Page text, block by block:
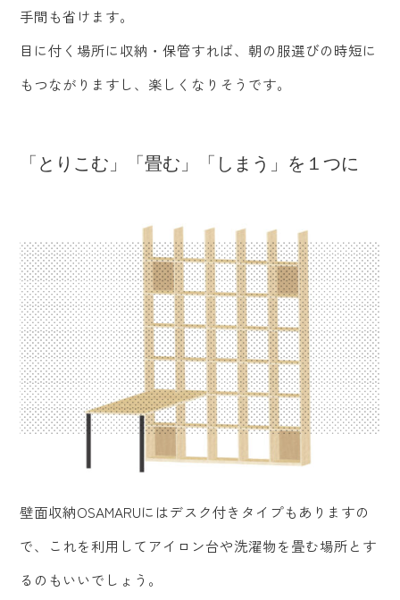
手間も省けます。
目に付く場所に収納・保管すれば、朝の服選びの時短に
もつながりますし、楽しくなりそうです。
「とりこむ」「畳む」「しまう」を１つに
壁面収納OSAMARUにはデスク付きタイプもありますの
で、これを利用してアイロン台や洗濯物を畳む場所とす
るのもいいでしょう。